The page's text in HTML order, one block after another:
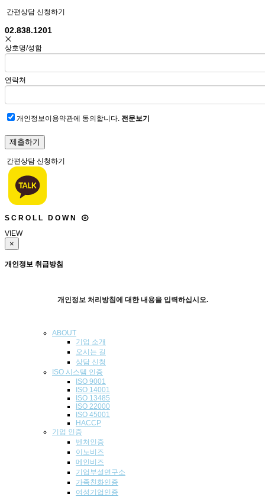
간편상담 신청하기
02.838.1201
상호명/성함
연락처
개인정보이용약관에 동의합니다. 전문보기
간편상담 신청하기
S C R O L L D O W N
VIEW
×
개인정보 취급방침
개인정보 처리방침에 대한 내용을 입력하십시오.
ABOUT
기업 소개
오시는 길
상담 신청
ISO 시스템 인 증
ISO 9001
ISO 14001
ISO 13485
ISO 22000
ISO 45001
HACCP
기업 인증
벤처인증
이노비즈
메인비즈
기업부설연구소
가족친화인증
여성기업인증